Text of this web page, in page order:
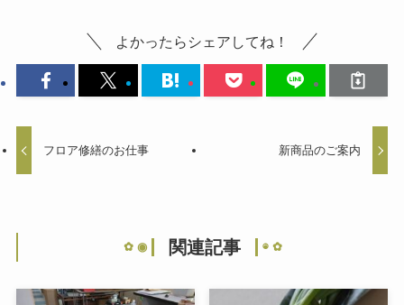
よかったらシェアしてね！
フロア修繕のお仕事 新商品のご案内
関連記事